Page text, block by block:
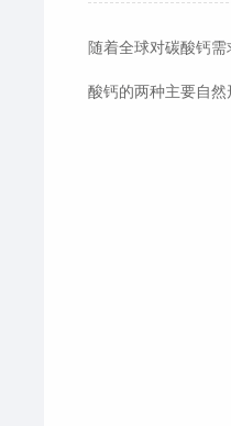
随着全球对碳酸钙
酸钙的两种主要自